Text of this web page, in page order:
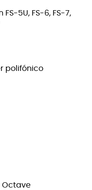
5U, FS-6, FS-7,
polifónico
Octave